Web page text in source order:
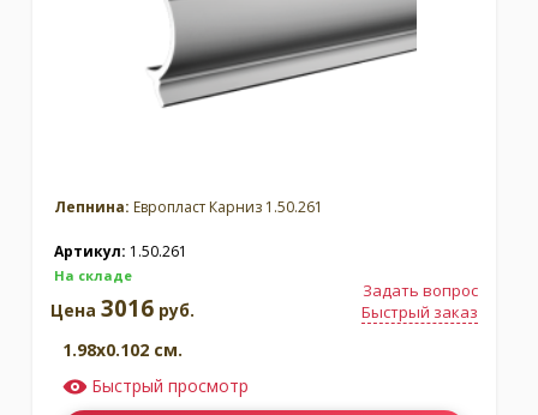
Лепнина: Европласт Карниз 1.50.261
Артикул: 1.50.261
На складе
Задать вопрос
Быстрый заказ
Цена 3016 руб.
1.98x0.102 см.
Быстрый просмотр